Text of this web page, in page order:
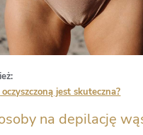
jest skuteczna?
na depilację